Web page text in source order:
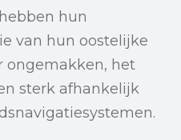
hun
van hun oostelijke
ongemakken, het
sterk afhankelijk